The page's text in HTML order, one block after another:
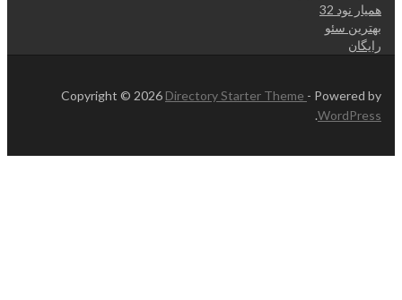
همیار نود 32
بهترین سئو
رایگان
Copyright © 2026 Directory Starter Theme - Powered by
WordPress
.